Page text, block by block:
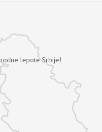
lepote Srbije!